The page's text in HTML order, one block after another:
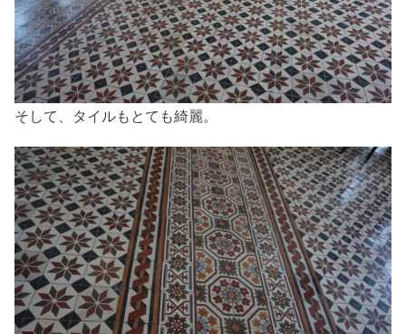
そして、タイルもとても綺麗。